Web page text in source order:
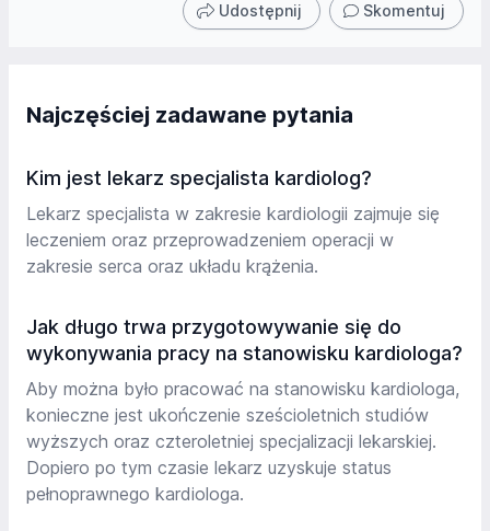
Udostępnij Skomentuj
Najczęściej zadawane pytania
Kim jest lekarz specjalista kardiolog?
Lekarz specjalista w zakresie kardiologii zajmuje się
leczeniem oraz przeprowadzeniem operacji w
zakresie serca oraz układu krążenia.
Jak długo trwa przygotowywanie się do
wykonywania pracy na stanowisku kardiologa?
Aby można było pracować na stanowisku kardiologa,
konieczne jest ukończenie sześcioletnich studiów
wyższych oraz czteroletniej specjalizacji lekarskiej.
Dopiero po tym czasie lekarz uzyskuje status
pełnoprawnego kardiologa.